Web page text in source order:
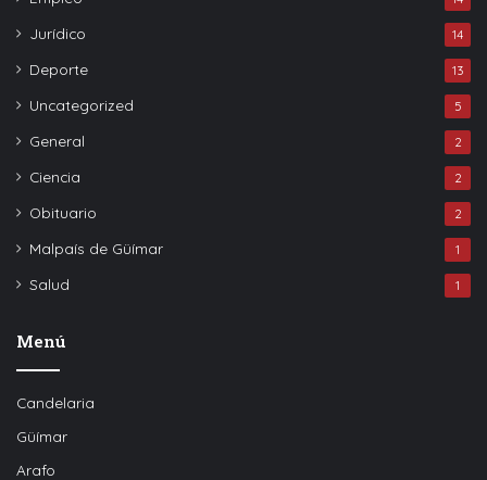
Jurídico 14
Deporte 13
Uncategorized 5
General 2
Ciencia 2
Obituario 2
Malpaís de Güímar 1
Salud 1
Menú
Candelaria
Güímar
Arafo